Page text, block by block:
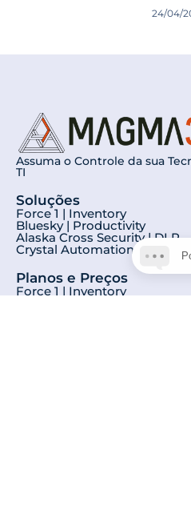
24/04/
Assuma o Controle da sua
TI
Soluções
Force 1 | Inventory
Bluesky | Productivity
Alaska Cross Security | DLP
Crystal Automation | RPA
Planos e Preços
Force 1 | Inventory